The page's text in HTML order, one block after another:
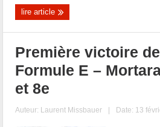
lire article
Première victoire
Formule E –
et 8e
Auteur: Laurent Missbauer | Date: 13